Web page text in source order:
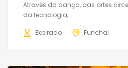
Através da dança, das artes
da tecnologia,...
Expirado Funchal